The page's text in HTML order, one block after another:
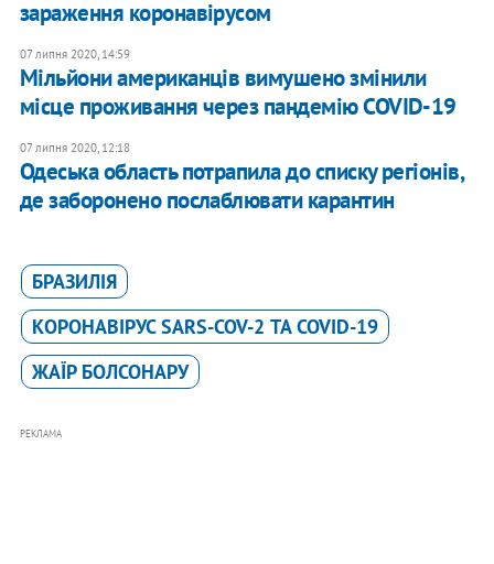
зараження коронавірусом
07 липня 2020, 14:59
Мільйони американців вимушено змінили
місце проживання через пандемію COVID-19
07 липня 2020, 12:18
Одеська область потрапила до списку регіонів,
де заборонено послаблювати карантин
БРАЗИЛІЯ
КОРОНАВІРУС SARS-COV-2 ТА COVID-19
ЖАЇР БОЛСОНАРУ
РЕКЛАМА